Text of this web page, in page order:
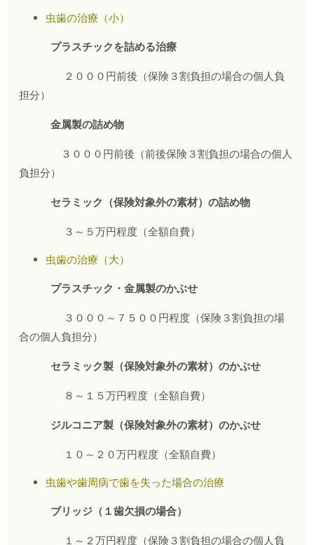
虫歯の治療（小）
プラスチックを詰める治療
２０００円前後（保険３割負担の場合の個人負
担分）
金属製の詰め物
３０００円前後（前後保険３割負担の場合の個人
負担分）
セラミック（保険対象外の素材）の詰め物
３～５万円程度（全額自費）
虫歯の治療（大）
プラスチック・金属製のかぶせ
３０００～７５００円程度（保険３割負担の場
合の個人負担分）
セラミック製（保険対象外の素材）のかぶせ
８～１５万円程度（全額自費）
ジルコニア製（保険対象外の素材）のかぶせ
１０～２０万円程度（全額自費）
虫歯や歯周病で歯を失った場合の治療
ブリッジ（１歯欠損の場合）
１～２万円程度（保険３割負担の場合の個人負